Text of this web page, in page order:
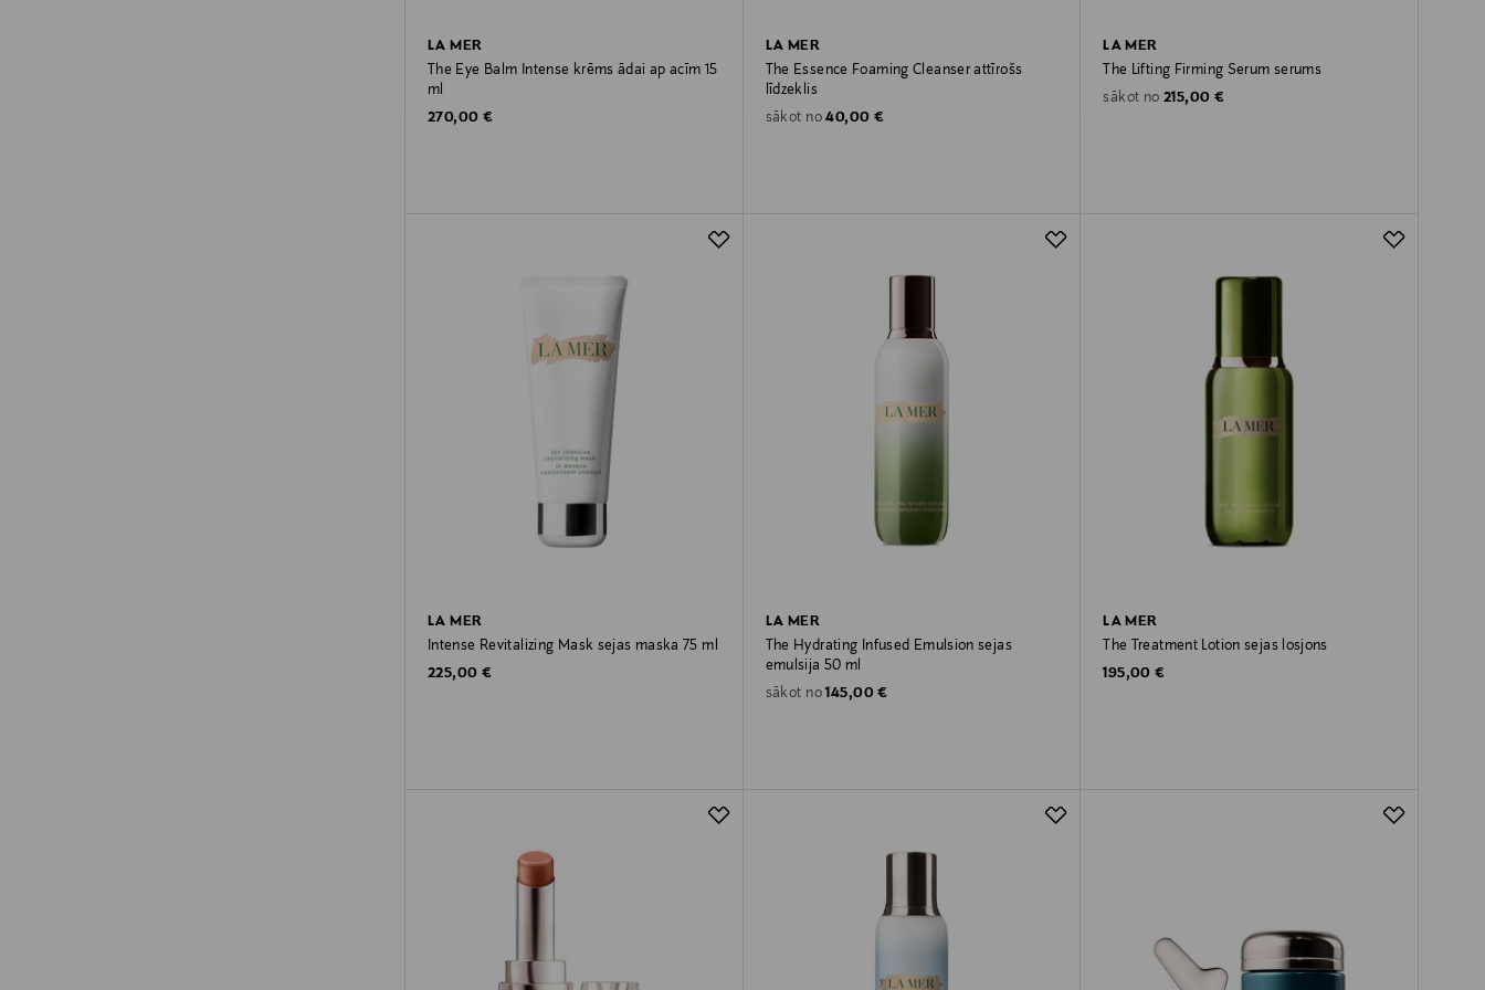
LA MER
The Eye Balm Intense krēms ādai ap acīm 15
ml
Original Price
270,00 €
LA MER
The Essence Foaming Cleanser attīrošs
līdzeklis
sākot no Original Price
40,00 €
LA MER
The Lifting Firming Serum serums
sākot no Original Price
215,00 €
LA MER
Intense Revitalizing Mask sejas maska 75 ml
Original Price
225,00 €
LA MER
The Hydrating Infused Emulsion sejas
emulsija 50 ml
sākot no Original Price
145,00 €
LA MER
The Treatment Lotion sejas losjons
Original Price
195,00 €